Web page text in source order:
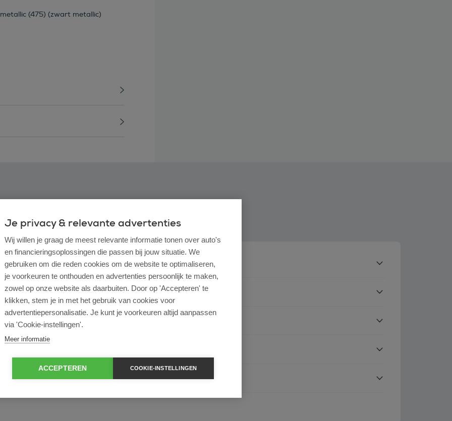
(475) (zwart metallic)
ondernemer?
operational lease?
ROS Finance?
zelf bepalen?
Je privacy & relevante advertenties
Wij willen je graag de meest relevante informatie tonen over auto's
en financieringsoplossingen die passen bij jouw situatie. We
gebruiken om die reden cookies om de website te optimaliseren,
je voorkeuren te onthouden en advertenties persoonlijk te maken,
zowel op onze website als daarbuiten. Door op 'Accepteren' te
klikken, stem je in met het gebruik van cookies voor
advertentiepersonalisatie. Je kunt je voorkeuren altijd aanpassen
via 'Cookie-instellingen'.
Meer informatie
ACCEPTEREN COOKIE-INSTELLINGEN